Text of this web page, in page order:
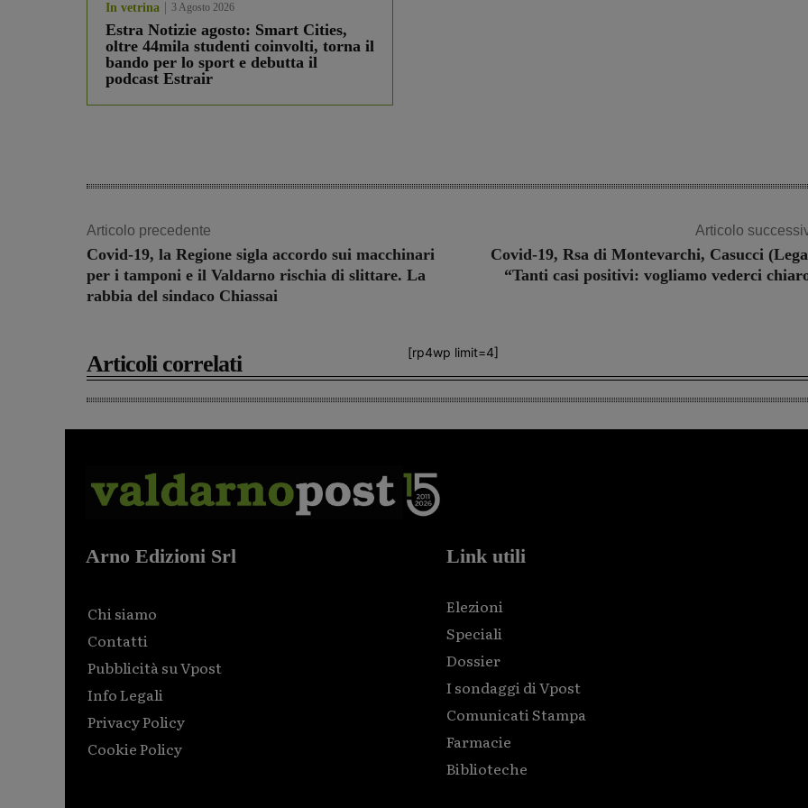
In vetrina 3 Agosto 2026
Estra Notizie agosto: Smart Cities,
oltre 44mila studenti coinvolti, torna il
bando per lo sport e debutta il
podcast Estrair
Articolo precedente
Covid-19, la Regione sigla accordo sui macchinari
per i tamponi e il Valdarno rischia di slittare. La
rabbia del sindaco Chiassai
Articolo
Covid-19, Rsa di Montevarchi, Casucci
“Tanti casi positivi: vogliamo vederci
[rp4wp limit=4]
Articoli correlati
Arno Edizioni Srl
Chi siamo
Contatti
Pubblicità su Vpost
Info Legali
Privacy Policy
Cookie Policy
Link utili
Elezioni
Speciali
Dossier
I sondaggi di Vpost
Comunicati Stampa
Farmacie
Biblioteche